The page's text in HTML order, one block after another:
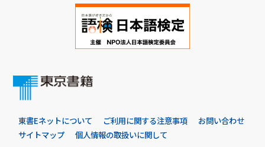
東書Eネットについて ご利用に関する注意事項
お問い合わせ
サイトマップ
個人情報の取扱いに関して